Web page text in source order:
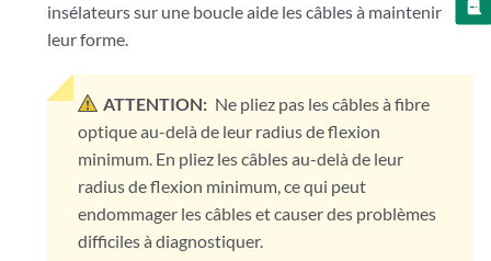
insélateurs sur une boucle aide les câbles à maintenir
leur forme.
ATTENTION: Ne pliez pas les câbles à fibre
optique au-delà de leur radius de flexion
minimum. En pliez les câbles au-delà de leur
radius de flexion minimum, ce qui peut
endommager les câbles et causer des problèmes
difficiles à diagnostiquer.